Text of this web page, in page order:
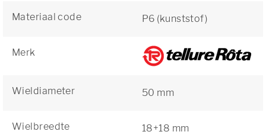
Materiaal code P6 (kunststof)
Merk
Wieldiameter 50 mm
Wielbreedte 18+18 mm